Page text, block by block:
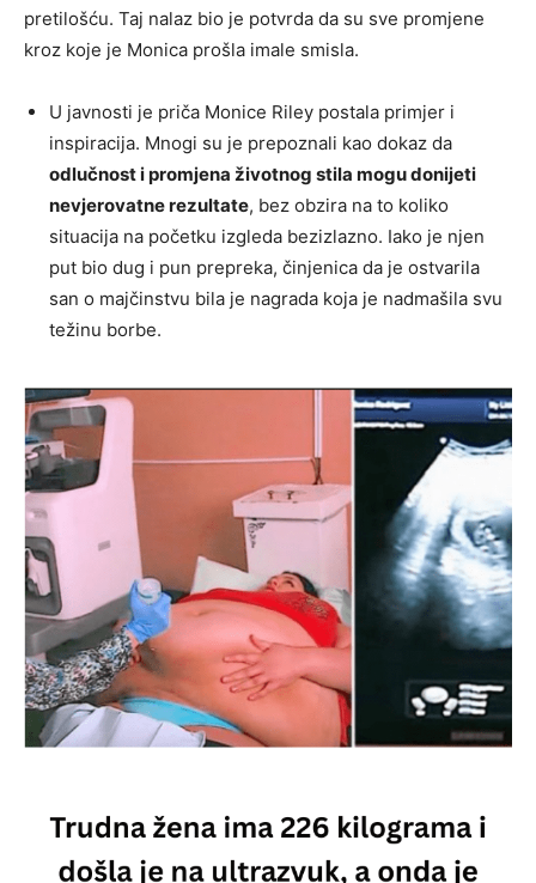
pretilošću. Taj nalaz bio je potvrda da su sve promjene
kroz koje je Monica prošla imale smisla.
U javnosti je priča Monice Riley postala primjer i
inspiracija. Mnogi su je prepoznali kao dokaz da
odlučnost i promjena životnog stila mogu donijeti
nevjerovatne rezultate, bez obzira na to koliko
situacija na početku izgleda bezizlazno. Iako je njen
put bio dug i pun prepreka, činjenica da je ostvarila
san o majčinstvu bila je nagrada koja je nadmašila svu
težinu borbe.